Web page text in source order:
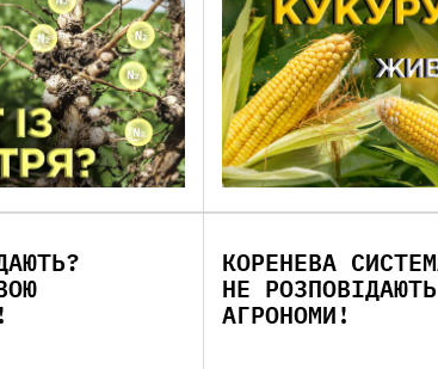
КОРЕНЕВА
НЕ РОЗПОВІДАЮТЬ
АГРОНОМИ!